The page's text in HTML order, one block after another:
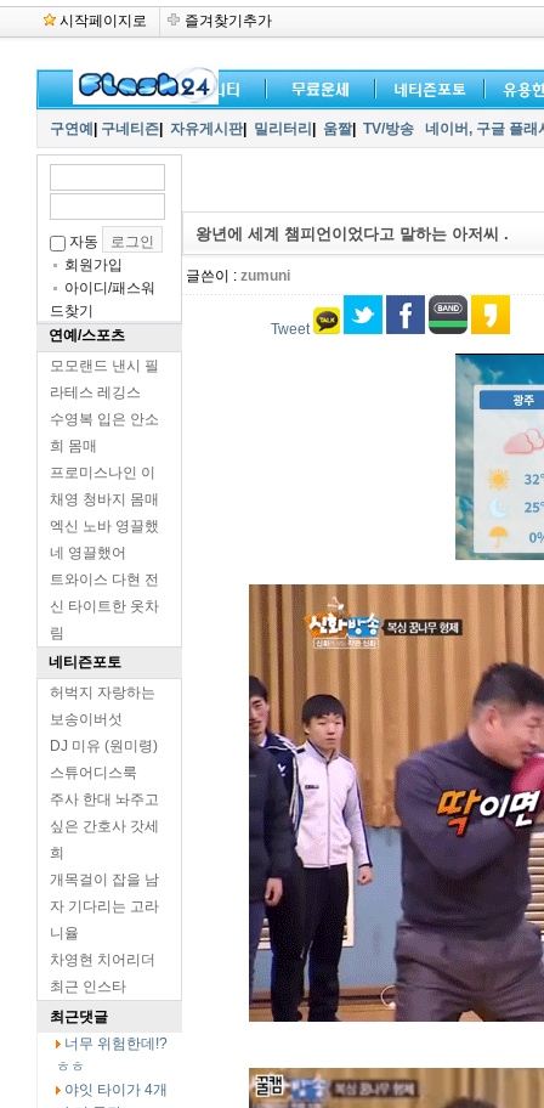
시작페이지로 즐겨찾기추가
구연예 구네티즌 자유게시판| 밀리터리 움짤| TV/방송 네이버, 구글 플
자동
회원가입
아이디/패스워
드찾기
연예/스포츠
모모랜드 낸시 필
라테스 레깅스
수영복 입은 안소
희 몸매
프로미스나인 이
채영 청바지 몸매
엑신 노바 영끌했
네 영끌했어
트와이스 다현 전
신 타이트한 옷차
림
네티즌포토
허벅지 자랑하는
보송이버섯
DJ 미유 (원미령)
스튜어디스룩
주사 한대 놔주고
싶은 간호사 갓세
희
개목걸이 잡을 남
자 기다리는 고라
니율
차영현 치어리더
최근 인스타
최근댓글
너무 위험한데!?
ㅎㅎ
야잇 타이가 4개
왕년에 세계 챔피언이었다고 말하는 아저씨 .
글쓴이 : zumuni
Tweet